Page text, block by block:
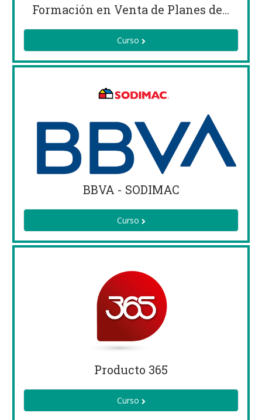
Formación en Venta de Planes de Salud
Curso
BBVA - SODIMAC
Curso
Producto 365
Curso